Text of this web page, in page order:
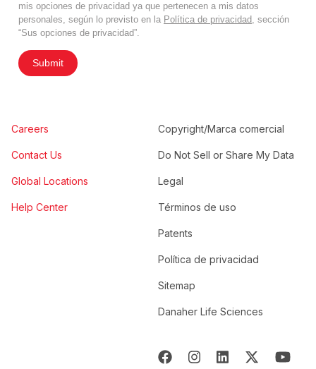
mis opciones de privacidad ya que pertenecen a mis datos
personales, según lo previsto en la Política de privacidad, sección
“Sus opciones de privacidad”.
Submit
Careers
Contact Us
Global Locations
Help Center
Copyright/Marca comercial
Do Not Sell or Share My Data
Legal
Términos de uso
Patents
Política de privacidad
Sitemap
Danaher Life Sciences